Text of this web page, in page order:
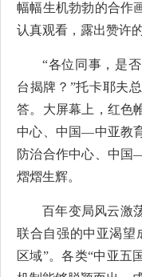
幅幅生机勃勃的合作
认真观看，露出赞许
“各位同事，是
台揭牌？”托卡耶夫
答。大屏幕上，红色
中心、中国—中亚教
防治合作中心、中国
熠熠生辉。
百年变局风云激
联合自强的中亚渴望
区域”。各类“中亚五